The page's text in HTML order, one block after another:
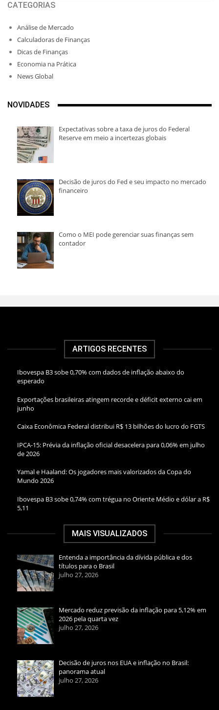
CATEGORIAS
Análise de Mercado
Calculadoras de Finanças
Dicas de Finanças
Economia na Prática
News Global
NOVIDADES
Expectativas sobre a taxa de juros do Federal
Reserve em meio a incertezas globais
Decisão de juros do Fed e seu impacto no mercado
financeiro
Como o MEI pode gerenciar suas finanças sem
contador
ARTIGOS RECENTES
Ibovespa B3 sobe 0,70% com dados de inflação abaixo do
esperado
Exportações brasileiras atingem recorde e déficit externo cai em
junho
Caixa Econômica Federal distribui R$ 13 bilhões do lucro do FGTS
IPCA-15: Prévia da inflação oficial desacelera para 0,06% em julho
de 2026
Yamal e Haaland: Os jogadores mais valorizados da Copa do
Mundo 2026
Ibovespa B3 sobe 0,74% com trégua no Oriente Médio e dólar a R$
5,11
MAIS VISUALIZADOS
Entenda a importância da dívida pública e dos
títulos para o Brasil
julho 27, 2026
Mercado reduz previsão da inflação para 5,12% em
2026 pela quarta vez
julho 27, 2026
Decisão de juros nos EUA e inflação no Brasil:
panorama atual
julho 27, 2026